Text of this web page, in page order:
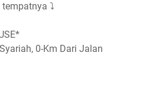
⤵️
0-Km Dari Jalan